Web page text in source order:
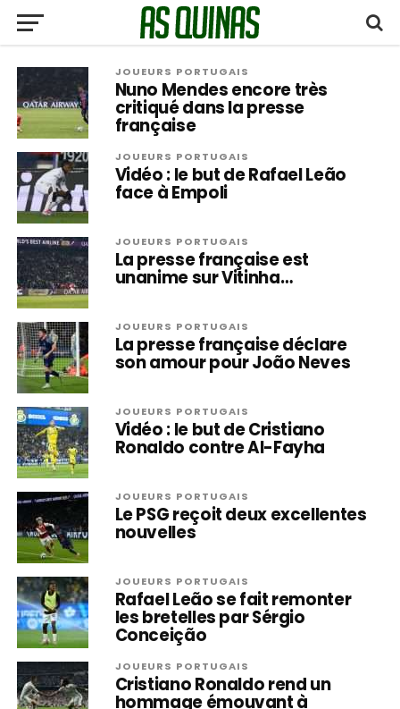
JOUEURS PORTUGAIS
Nuno Mendes encore très
critiqué dans la presse
française
JOUEURS PORTUGAIS
Vidéo : le but de Rafael Leão
face à Empoli
JOUEURS PORTUGAIS
La presse française est
unanime sur Vitinha…
JOUEURS PORTUGAIS
La presse française déclare
son amour pour João Neves
JOUEURS PORTUGAIS
Vidéo : le but de Cristiano
Ronaldo contre Al-Fayha
JOUEURS PORTUGAIS
Le PSG reçoit deux excellentes
nouvelles
JOUEURS PORTUGAIS
Rafael Leão se fait remonter
les bretelles par Sérgio
Conceição
JOUEURS PORTUGAIS
Cristiano Ronaldo rend un
hommage émouvant à